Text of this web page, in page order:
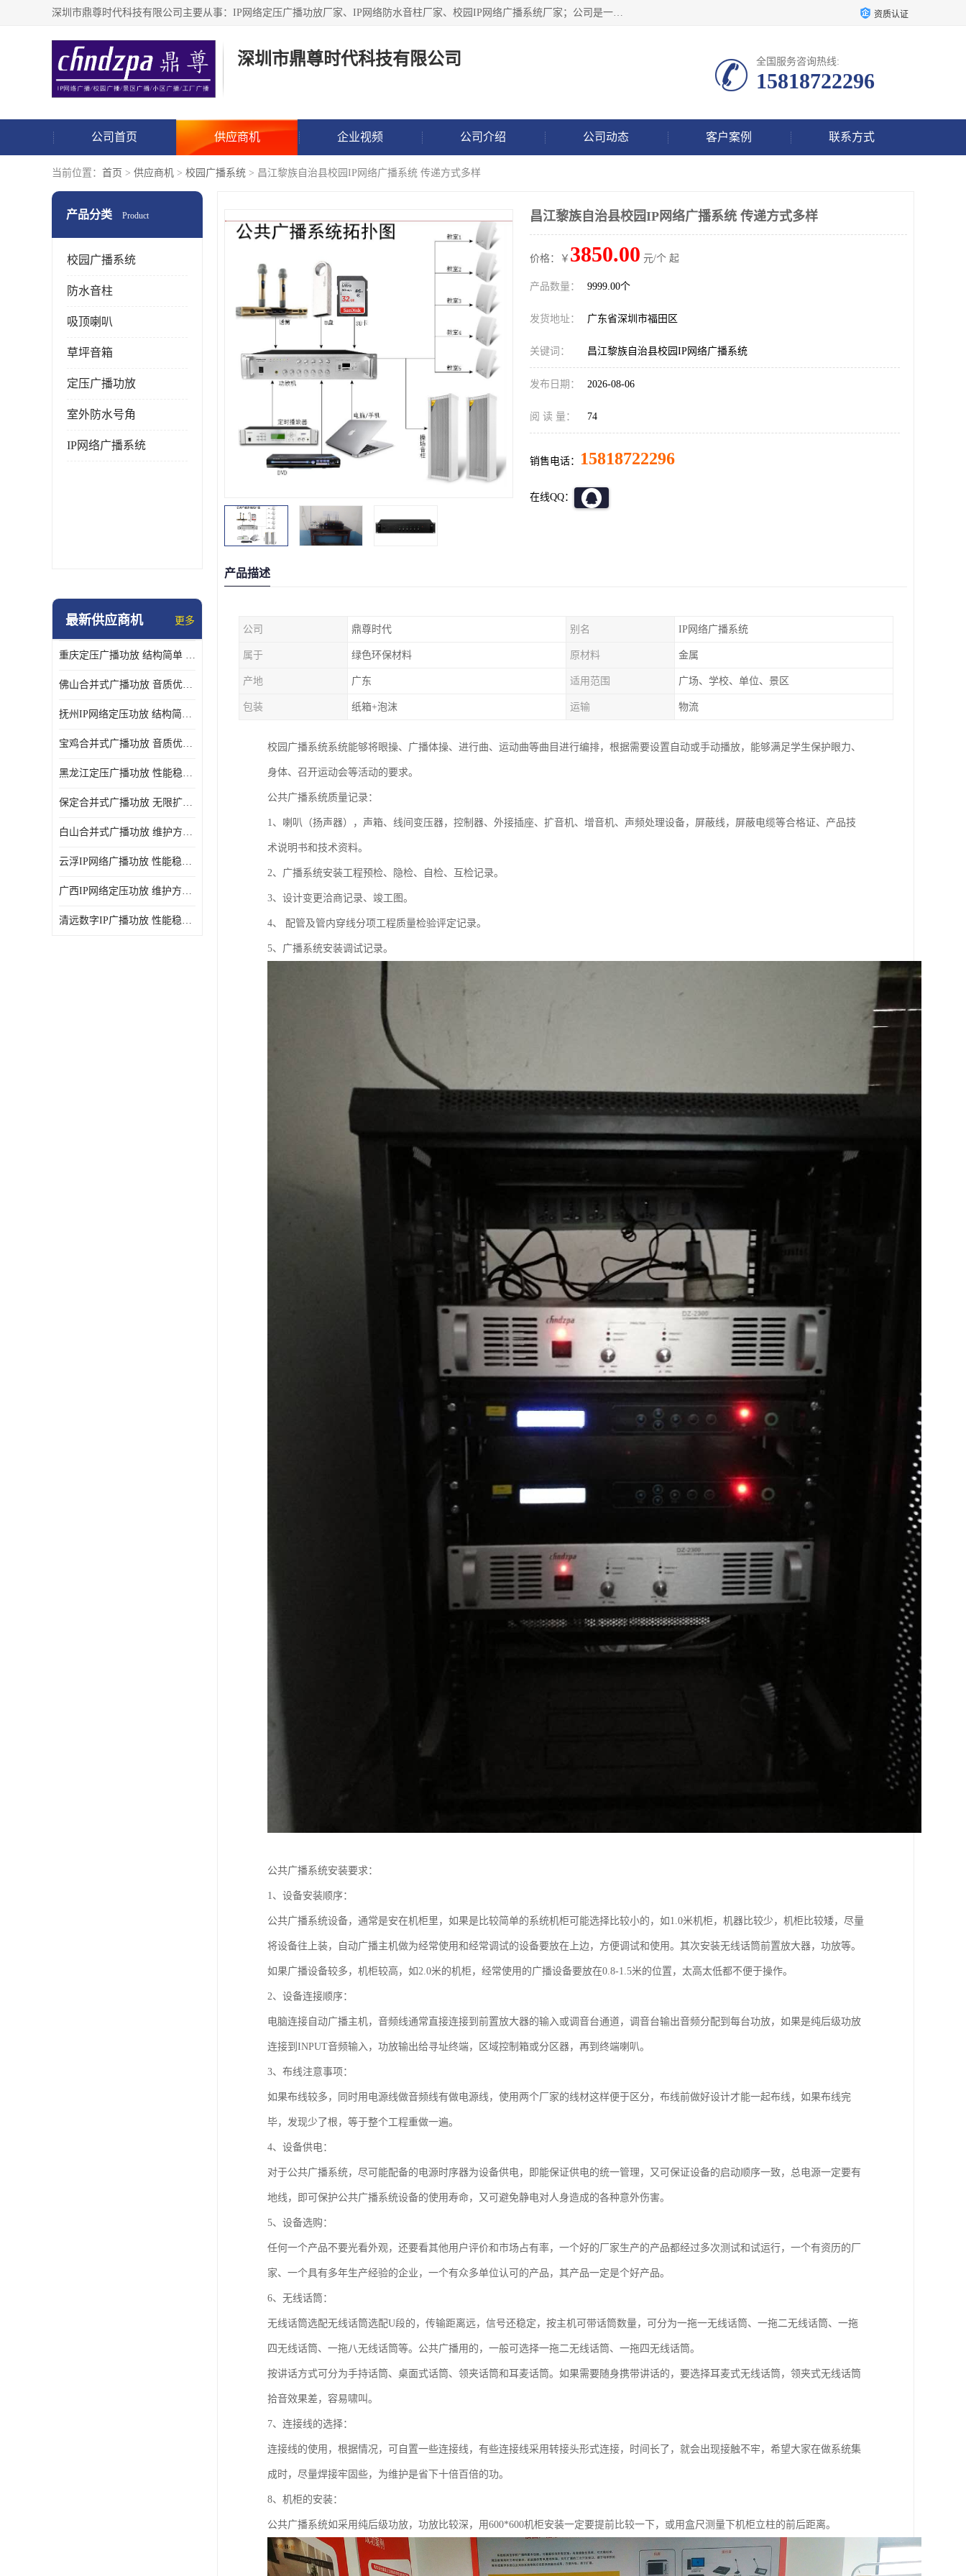
深圳市鼎尊时代科技有限公司主要从事：IP网络定压广播功放厂家、IP网络防水音柱厂家、校园IP网络广播系统厂家；公司是一家集研发、生产、销售公共广播器材于一体的现代电子科技企业。公司成立多年来，本着“自主研发技术、开拓稳定的产品”的宗旨，集多年的行业经验，引航广播行业的迅猛发展，使产品能够适应时代技术发展的需要。 资质认证
深圳市鼎尊时代科技有限公司 全国服务咨询热线:
15818722296
公司首页 供应商机 企业视频 公司介绍 公司动态 客户案例 联系方式
当前位置： 首页 > 供应商机 > 校园广播系统 > 昌江黎族自治县校园IP网络广播系统 传递方式多样
产品分类 Product
校园广播系统
防水音柱
吸顶喇叭
草坪音箱
定压广播功放
室外防水号角
IP网络广播系统
最新供应商机 更多
重庆定压广播功放 结构简单 传输距离远
佛山合并式广播功放 音质优美清晰 输出电压大 电流小
抚州IP网络定压功放 结构简单 多应用于公共场合
宝鸡合并式广播功放 音质优美清晰 维护方便
黑龙江定压广播功放 性能稳定 无限扩容
保定合并式广播功放 无限扩容 设计结构简单
白山合并式广播功放 维护方便 多应用于公共场合
云浮IP网络广播功放 性能稳定 设计结构简单
广西IP网络定压功放 维护方便 多应用于公共场合
清远数字IP广播功放 性能稳定 传输距离远
昌江黎族自治县校园IP网络广播系统 传递方式多样
价格：￥ 3850.00 元/个 起
产品数量： 9999.00个
发货地址： 广东省深圳市福田区
关键词： 昌江黎族自治县校园IP网络广播系统
发布日期： 2026-08-06
阅 读 量： 74
销售电话： 15818722296
在线QQ：
产品描述
公司 鼎尊时代 别名 IP网络广播系统
属于 绿色环保材料 原材料 金属
产地 广东 适用范围 广场、学校、单位、景区
包装 纸箱+泡沫 运输 物流
校园广播系统系统能够将眼操、广播体操、进行曲、运动曲等曲目进行编排，根据需要设置自动或手动播放，能够满足学生保护眼力、
身体、召开运动会等活动的要求。
公共广播系统质量记录：
1、喇叭（扬声器），声箱、线间变压器，控制器、外接插座、扩音机、增音机、声频处理设备，屏蔽线，屏蔽电缆等合格证、产品技
术说明书和技术资料。
2、广播系统安装工程预检、隐检、自检、互检记录。
3、设计变更洽商记录、竣工图。
4、 配管及管内穿线分项工程质量检验评定记录。
5、广播系统安装调试记录。
公共广播系统安装要求：
1、设备安装顺序：
公共广播系统设备，通常是安在机柜里，如果是比较简单的系统机柜可能选择比较小的，如1.0米机柜，机器比较少，机柜比较矮，尽量
将设备往上装，自动广播主机做为经常使用和经常调试的设备要放在上边，方便调试和使用。其次安装无线话筒前置放大器，功放等。
如果广播设备较多，机柜较高，如2.0米的机柜，经常使用的广播设备要放在0.8-1.5米的位置，太高太低都不便于操作。
2、设备连接顺序：
电脑连接自动广播主机，音频线通常直接连接到前置放大器的输入或调音台通道，调音台输出音频分配到每台功放，如果是纯后级功放
连接到INPUT音频输入，功放输出给寻址终端，区域控制箱或分区器，再到终端喇叭。
3、布线注意事项：
如果布线较多，同时用电源线做音频线有做电源线，使用两个厂家的线材这样便于区分，布线前做好设计才能一起布线，如果布线完
毕，发现少了根，等于整个工程重做一遍。
4、设备供电：
对于公共广播系统，尽可能配备的电源时序器为设备供电，即能保证供电的统一管理，又可保证设备的启动顺序一致，总电源一定要有
地线，即可保护公共广播系统设备的使用寿命，又可避免静电对人身造成的各种意外伤害。
5、设备选购：
任何一个产品不要光看外观，还要看其他用户评价和市场占有率，一个好的厂家生产的产品都经过多次测试和试运行，一个有资历的厂
家、一个具有多年生产经验的企业，一个有众多单位认可的产品，其产品一定是个好产品。
6、无线话筒：
无线话筒选配无线话筒选配U段的，传输距离远，信号还稳定，按主机可带话筒数量，可分为一拖一无线话筒、一拖二无线话筒、一拖
四无线话筒、一拖八无线话筒等。公共广播用的，一般可选择一拖二无线话筒、一拖四无线话筒。
按讲话方式可分为手持话筒、桌面式话筒、领夹话筒和耳麦话筒。如果需要随身携带讲话的，要选择耳麦式无线话筒，领夹式无线话筒
拾音效果差，容易啸叫。
7、连接线的选择：
连接线的使用，根据情况，可自置一些连接线，有些连接线采用转接头形式连接，时间长了，就会出现接触不牢，希望大家在做系统集
成时，尽量焊接牢固些，为维护是省下十倍百倍的功。
8、机柜的安装：
公共广播系统如采用纯后级功放，功放比较深，用600*600机柜安装一定要提前比较一下，或用盒尺测量下机柜立柱的前后距离。